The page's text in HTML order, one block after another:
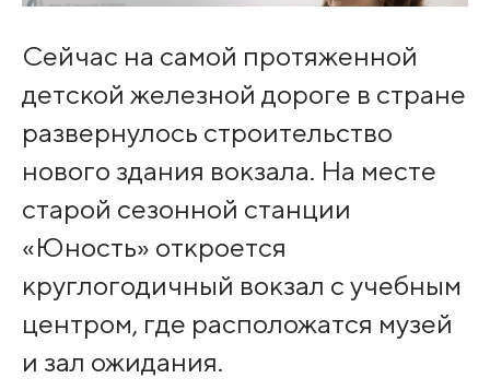
Сейчас на самой протяженной
детской железной дороге в стране
развернулось строительство
нового здания вокзала. На месте
старой сезонной станции
«Юность» откроется
круглогодичный вокзал с учебным
центром, где расположатся музей
и зал ожидания.